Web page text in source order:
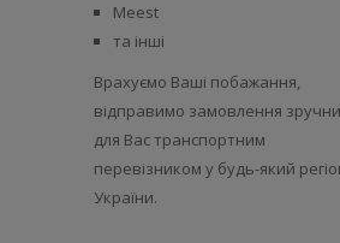
Meest
та інші
Врахуємо Ваші побажання,
відправимо замовлення
для Вас транспортним
перевізником у будь-який
України.